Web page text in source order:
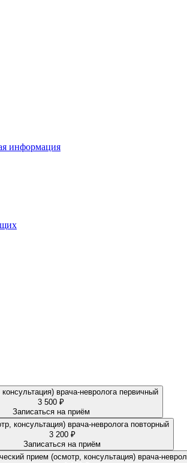
информация
врача-невролога первичный
3 500 ₽
Записаться на приём
консультация) врача-невролога повторный
3 200 ₽
Записаться на приём
прием (осмотр, консультация) врача-